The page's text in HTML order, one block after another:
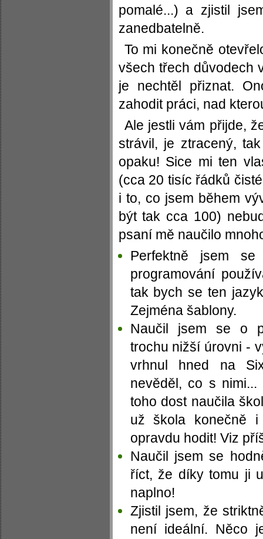
pomalé...) a zjistil
zanedbatelně.
To mi konečně
všech třech důvodech
je nechtěl přiznat.
zahodit práci, nad
Ale jestli vám přijde,
strávil, je ztracený,
opaku! Sice mi ten
(cca 20 tisíc řádků
i to, co jsem během
být tak cca 100)
psaní mě naučilo
Perfektně jsem
programování
tak bych se ten
Zejména šablony.
Naučil jsem se o
trochu nižší úrovni -
vrhnul hned na
nevěděl, co s
toho dost naučila
už škola konečně
opravdu hodit! Viz
Naučil jsem se
říct, že díky tomu ji
naplno!
Zjistil jsem, že
není ideální. Něco